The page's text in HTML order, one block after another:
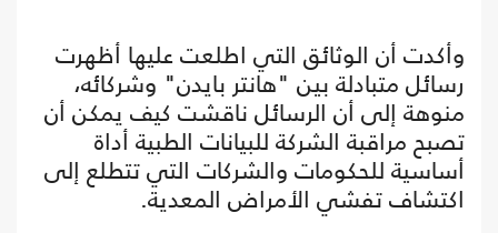
وأكدت أن الوثائق التي اطلعت عليها أظهرت
رسائل متبادلة بين "هانتر بايدن" وشركائه،
منوهة إلى أن الرسائل ناقشت كيف يمكن أن
تصبح مراقبة الشركة للبيانات الطبية أداة
أساسية للحكومات والشركات التي تتطلع إلى
اكتشاف تفشي الأمراض المعدية.